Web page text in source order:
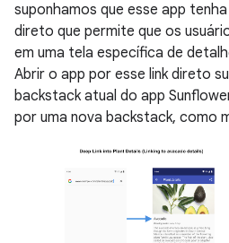
suponhamos que esse app
direto que permite que os
em uma tela específica de
Abrir o app por esse link direto
backstack atual do app
por uma nova backstack, como